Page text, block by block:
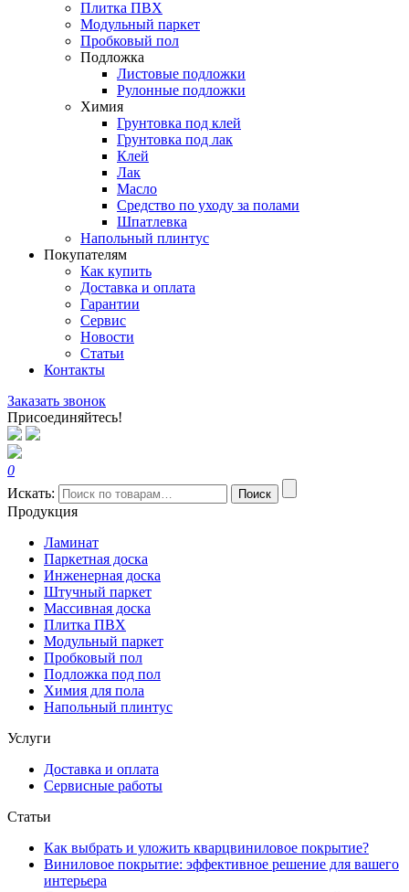
Плитка ПВХ
Модульный паркет
Пробковый пол
Подложка
Листовые подложки
Рулонные подложки
Химия
Грунтовка под клей
Грунтовка под лак
Клей
Лак
Масло
Средство по уходу за полами
Шпатлевка
Напольный плинтус
Покупателям
Как купить
Доставка и оплата
Гарантии
Сервис
Новости
Статьи
Контакты
Заказать звонок
Присоединяйтесь!
0
Искать:
Поиск
Продукция
Ламинат
Паркетная доска
Инженерная доска
Штучный паркет
Массивная доска
Плитка ПВХ
Модульный паркет
Пробковый пол
Подложка под пол
Химия для пола
Напольный плинтус
Услуги
Доставка и оплата
Сервисные работы
Статьи
Как выбрать и уложить кварцвиниловое покрытие?
Виниловое покрытие: эффективное решение для вашего
интерьера